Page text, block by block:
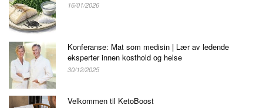
16/01/2026
Konferanse: Mat som medisin | Lær av ledende
eksperter innen kosthold og helse
30/12/2025
Velkommen til KetoBoost